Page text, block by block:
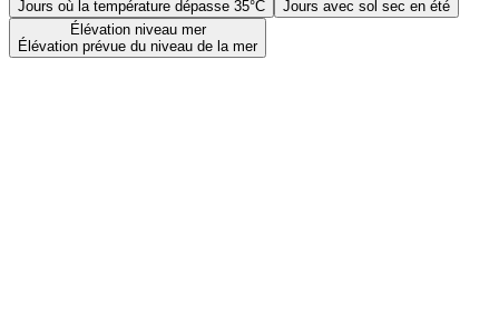
Jours où la température dépasse 35°C
Jours avec sol sec en été
Élévation niveau mer
Élévation prévue du niveau de la mer